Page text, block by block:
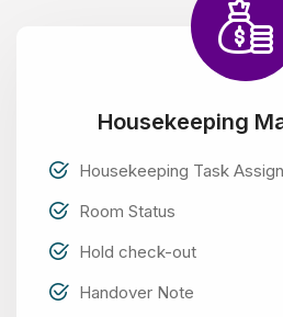
Housekeeping
Housekeeping Task Assign
Room Status
Hold check-out
Handover Note